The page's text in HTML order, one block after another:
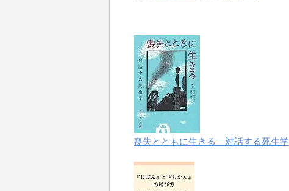
喪失とともに生きる―対話する死生学